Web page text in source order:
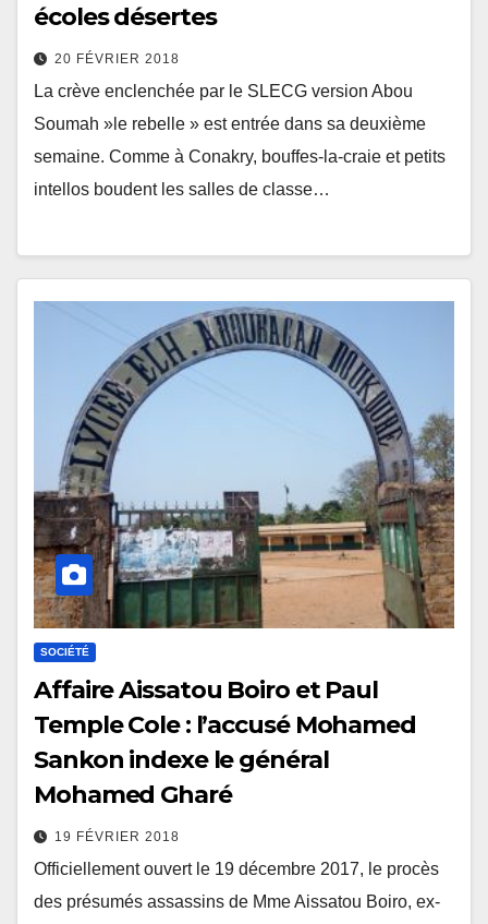
écoles désertes
20 FÉVRIER 2018
La crève enclenchée par le SLECG version Abou
Soumah »le rebelle » est entrée dans sa deuxième
semaine. Comme à Conakry, bouffes-la-craie et petits
intellos boudent les salles de classe…
SOCIÉTÉ
Affaire Aissatou Boiro et Paul
Temple Cole : l’accusé Mohamed
Sankon indexe le général
Mohamed Gharé
19 FÉVRIER 2018
Officiellement ouvert le 19 décembre 2017, le procès
des présumés assassins de Mme Aissatou Boiro, ex-